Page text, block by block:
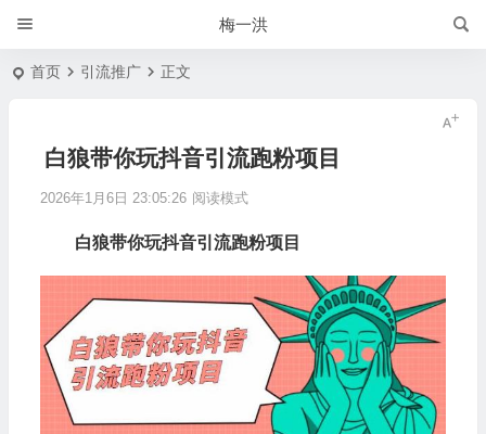
梅一洪
首页 引流推广 正文
白狼带你玩抖音引流跑粉项目
2026年1月6日 23:05:26 阅读模式
白狼带你玩抖音引流跑粉项目